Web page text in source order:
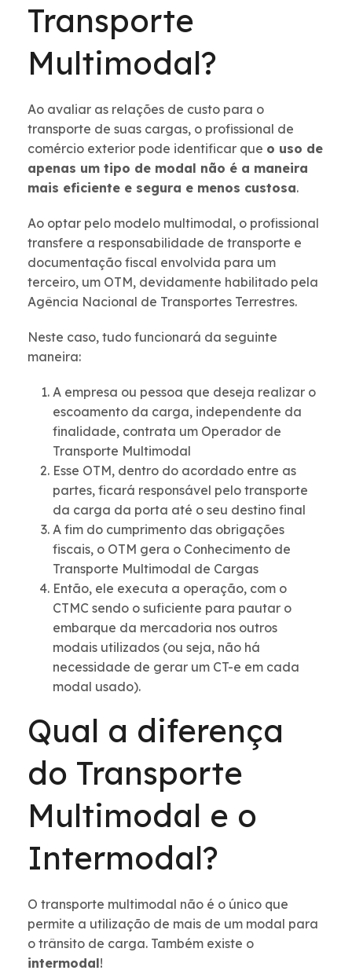
Transporte
Multimodal?
Ao avaliar as relações de custo para o
transporte de suas cargas, o profissional de
comércio exterior pode identificar que o uso de
apenas um tipo de modal não é a maneira
mais eficiente e segura e menos custosa.
Ao optar pelo modelo multimodal, o profissional
transfere a responsabilidade de transporte e
documentação fiscal envolvida para um
terceiro, um OTM, devidamente habilitado pela
Agência Nacional de Transportes Terrestres.
Neste caso, tudo funcionará da seguinte
maneira:
A empresa ou pessoa que deseja realizar o
escoamento da carga, independente da
finalidade, contrata um Operador de
Transporte Multimodal
Esse OTM, dentro do acordado entre as
partes, ficará responsável pelo transporte
da carga da porta até o seu destino final
A fim do cumprimento das obrigações
fiscais, o OTM gera o Conhecimento de
Transporte Multimodal de Cargas
Então, ele executa a operação, com o
CTMC sendo o suficiente para pautar o
embarque da mercadoria nos outros
modais utilizados (ou seja, não há
necessidade de gerar um CT-e em cada
modal usado).
Qual a diferença
do Transporte
Multimodal e o
Intermodal?
O transporte multimodal não é o único que
permite a utilização de mais de um modal para
o trânsito de carga. Também existe o
intermodal!